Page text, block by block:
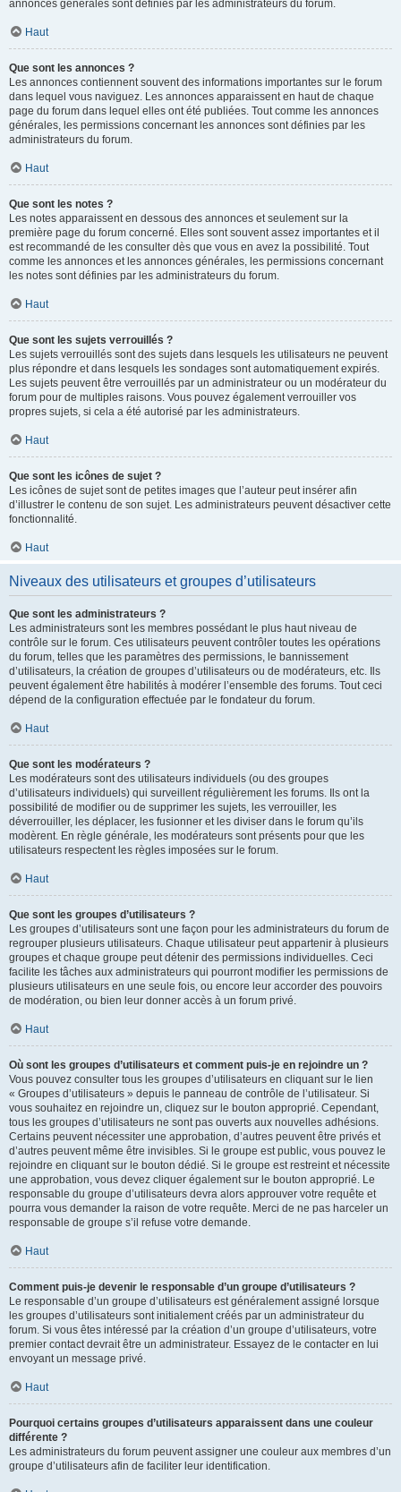
annonces générales sont définies par les administrateurs du forum.
Haut
Que sont les annonces ?
Les annonces contiennent souvent des informations importantes sur le forum
dans lequel vous naviguez. Les annonces apparaissent en haut de chaque
page du forum dans lequel elles ont été publiées. Tout comme les annonces
générales, les permissions concernant les annonces sont définies par les
administrateurs du forum.
Haut
Que sont les notes ?
Les notes apparaissent en dessous des annonces et seulement sur la
première page du forum concerné. Elles sont souvent assez importantes et il
est recommandé de les consulter dès que vous en avez la possibilité. Tout
comme les annonces et les annonces générales, les permissions concernant
les notes sont définies par les administrateurs du forum.
Haut
Que sont les sujets verrouillés ?
Les sujets verrouillés sont des sujets dans lesquels les utilisateurs ne peuvent
plus répondre et dans lesquels les sondages sont automatiquement expirés.
Les sujets peuvent être verrouillés par un administrateur ou un modérateur du
forum pour de multiples raisons. Vous pouvez également verrouiller vos
propres sujets, si cela a été autorisé par les administrateurs.
Haut
Que sont les icônes de sujet ?
Les icônes de sujet sont de petites images que l’auteur peut insérer afin
d’illustrer le contenu de son sujet. Les administrateurs peuvent désactiver cette
fonctionnalité.
Haut
Niveaux des utilisateurs et groupes d’utilisateurs
Que sont les administrateurs ?
Les administrateurs sont les membres possédant le plus haut niveau de
contrôle sur le forum. Ces utilisateurs peuvent contrôler toutes les opérations
du forum, telles que les paramètres des permissions, le bannissement
d’utilisateurs, la création de groupes d’utilisateurs ou de modérateurs, etc. Ils
peuvent également être habilités à modérer l’ensemble des forums. Tout ceci
dépend de la configuration effectuée par le fondateur du forum.
Haut
Que sont les modérateurs ?
Les modérateurs sont des utilisateurs individuels (ou des groupes
d’utilisateurs individuels) qui surveillent régulièrement les forums. Ils ont la
possibilité de modifier ou de supprimer les sujets, les verrouiller, les
déverrouiller, les déplacer, les fusionner et les diviser dans le forum qu’ils
modèrent. En règle générale, les modérateurs sont présents pour que les
utilisateurs respectent les règles imposées sur le forum.
Haut
Que sont les groupes d’utilisateurs ?
Les groupes d’utilisateurs sont une façon pour les administrateurs du forum de
regrouper plusieurs utilisateurs. Chaque utilisateur peut appartenir à plusieurs
groupes et chaque groupe peut détenir des permissions individuelles. Ceci
facilite les tâches aux administrateurs qui pourront modifier les permissions de
plusieurs utilisateurs en une seule fois, ou encore leur accorder des pouvoirs
de modération, ou bien leur donner accès à un forum privé.
Haut
Où sont les groupes d’utilisateurs et comment puis-je en rejoindre un ?
Vous pouvez consulter tous les groupes d’utilisateurs en cliquant sur le lien
« Groupes d’utilisateurs » depuis le panneau de contrôle de l’utilisateur. Si
vous souhaitez en rejoindre un, cliquez sur le bouton approprié. Cependant,
tous les groupes d’utilisateurs ne sont pas ouverts aux nouvelles adhésions.
Certains peuvent nécessiter une approbation, d’autres peuvent être privés et
d’autres peuvent même être invisibles. Si le groupe est public, vous pouvez le
rejoindre en cliquant sur le bouton dédié. Si le groupe est restreint et nécessite
une approbation, vous devez cliquer également sur le bouton approprié. Le
responsable du groupe d’utilisateurs devra alors approuver votre requête et
pourra vous demander la raison de votre requête. Merci de ne pas harceler un
responsable de groupe s’il refuse votre demande.
Haut
Comment puis-je devenir le responsable d’un groupe d’utilisateurs ?
Le responsable d’un groupe d’utilisateurs est généralement assigné lorsque
les groupes d’utilisateurs sont initialement créés par un administrateur du
forum. Si vous êtes intéressé par la création d’un groupe d’utilisateurs, votre
premier contact devrait être un administrateur. Essayez de le contacter en lui
envoyant un message privé.
Haut
Pourquoi certains groupes d’utilisateurs apparaissent dans une couleur
différente ?
Les administrateurs du forum peuvent assigner une couleur aux membres d’un
groupe d’utilisateurs afin de faciliter leur identification.